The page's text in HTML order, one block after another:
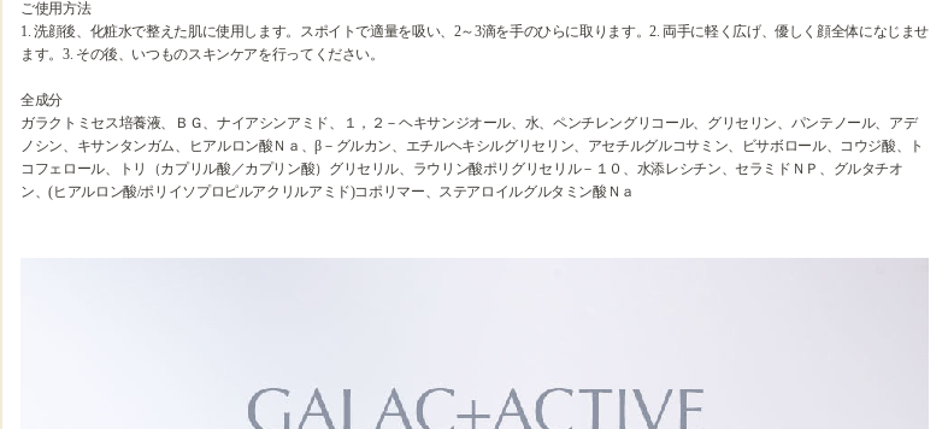
ご使用方法
1. 洗顔後、化粧水で整えた肌に使用します。スポイトで適量を吸い、2～3滴を手のひらに取ります。2. 両手に軽く広げ、優しく顔全体になじませ
ます。3. その後、いつものスキンケアを行ってください。
全成分
ガラクトミセス培養液、ＢＧ、ナイアシンアミド、１，２－ヘキサンジオール、水、ペンチレングリコール、グリセリン、パンテノール、アデ
ノシン、キサンタンガム、ヒアルロン酸Ｎａ、β－グルカン、エチルヘキシルグリセリン、アセチルグルコサミン、ビサボロール、コウジ酸、ト
コフェロール、トリ（カプリル酸／カプリン酸）グリセリル、ラウリン酸ポリグリセリル－１０、水添レシチン、セラミドＮＰ、グルタチオ
ン、(ヒアルロン酸/ポリイソプロピルアクリルアミド)コポリマー、ステアロイルグルタミン酸Ｎａ